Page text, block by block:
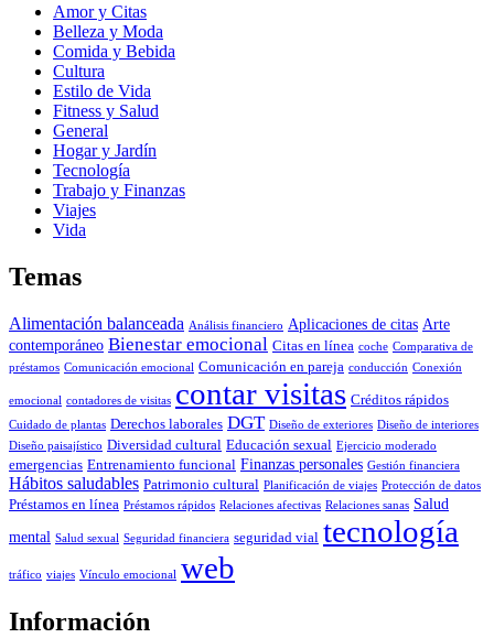
Amor y Citas
Belleza y Moda
Comida y Bebida
Cultura
Estilo de Vida
Fitness y Salud
General
Hogar y Jardín
Tecnología
Trabajo y Finanzas
Viajes
Vida
Temas
Alimentación balanceada Análisis financiero Aplicaciones de citas Arte
contemporáneo Bienestar emocional Citas en línea coche Comparativa de
préstamos Comunicación emocional Comunicación en pareja conducción Conexión
emocional contadores de visitas contar visitas Créditos rápidos
Cuidado de plantas Derechos laborales DGT Diseño de exteriores Diseño de interiores
Diseño paisajístico Diversidad cultural Educación sexual Ejercicio moderado
emergencias Entrenamiento funcional Finanzas personales Gestión financiera
Hábitos saludables Patrimonio cultural Planificación de viajes Protección de datos
Préstamos en línea Préstamos rápidos Relaciones afectivas Relaciones sanas Salud
mental Salud sexual Seguridad financiera seguridad vial tecnología
tráfico viajes Vínculo emocional web
Información